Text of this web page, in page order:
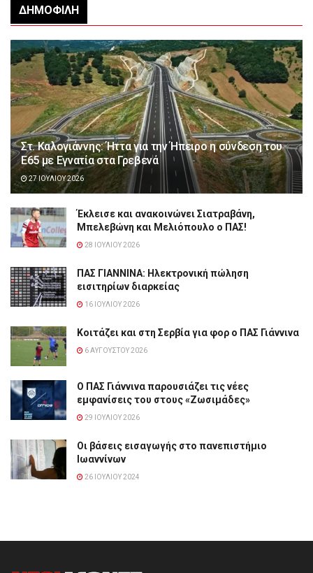
ΔΗΜΟΦΙΛΉ
Στ. Καλογιάννης: Ήττα για την Ήπειρο η σύνδεση του
Ε65 με Εγνατία στα Γρεβενά
27 ΙΟΥΛΊΟΥ 2026
Έκλεισε και ανακοινώνει Σιατραβάνη,
Μπελεβώνη και Μελιόπουλο ο ΠΑΣ!
28 ΙΟΥΛΊΟΥ 2026
ΠΑΣ ΓΙΑΝΝΙΝΑ: Hλεκτρονική πώληση
εισιτηρίων διαρκείας
16 ΙΟΥΛΊΟΥ 2026
Κοιτάζει και στη Σερβία για φορ ο ΠΑΣ Γιάννινα
6 ΑΥΓΟΎΣΤΟΥ 2026
Ο ΠΑΣ Γιάννινα παρουσιάζει τις νέες
εμφανίσεις του στους «Ζωσιμάδες»
29 ΙΟΥΛΊΟΥ 2026
Οι βάσεις εισαγωγής στο πανεπιστήμιο
Ιωαννίνων
26 ΙΟΥΛΊΟΥ 2024